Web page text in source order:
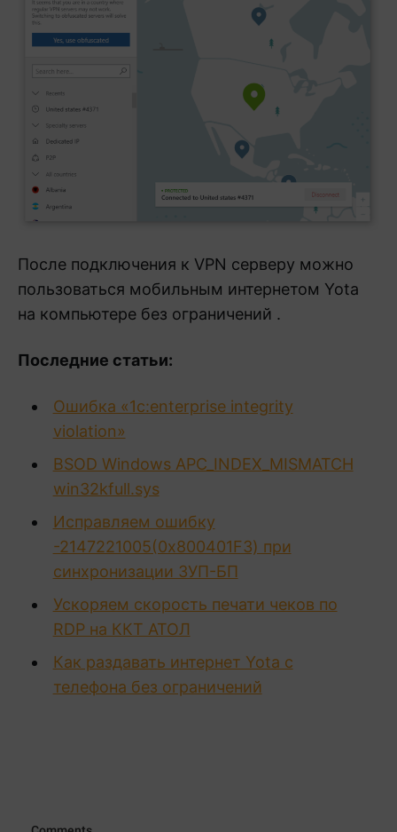
После подключения к VPN серверу можно
пользоваться мобильным интернетом Yota
на компьютере без ограничений .
Последние статьи:
Ошибка «1с:enterprise integrity
violation»
BSOD Windows APC_INDEX_MISMATCH
win32kfull.sys
Исправляем ошибку
-2147221005(0x800401F3) при
синхронизации ЗУП-БП
Ускоряем скорость печати чеков по
RDP на ККТ АТОЛ
Как раздавать интернет Yota с
телефона без ограничений